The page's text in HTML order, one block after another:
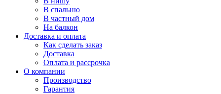
В спальню
В частный дом
На балкон
Доставка и оплата
Как сделать заказ
Доставка
Оплата и рассрочка
О компании
Производство
Гарантия